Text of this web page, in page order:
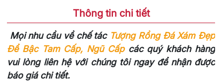
Thông tin chi tiết
Mọi nhu cầu về chế tác Tượng Rồng Đá Xám Đẹp
Để Bậc Tam Cấp, Ngũ Cấp các quý khách hàng
vui lòng liên hệ với chúng tôi ngay để nhận được
báo giá chi tiết.